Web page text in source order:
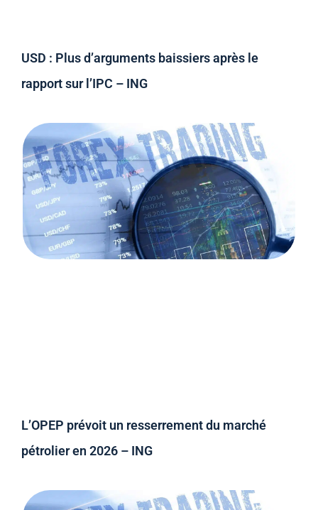
USD : Plus d’arguments baissiers après le
rapport sur l’IPC – ING
L’OPEP prévoit un resserrement du marché
pétrolier en 2026 – ING